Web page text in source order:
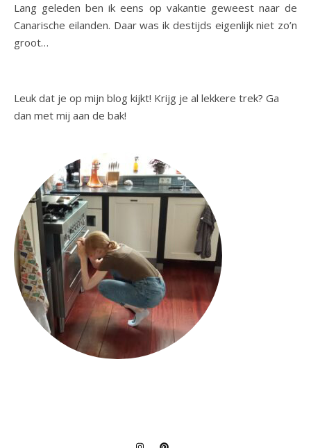
Lang geleden ben ik eens op vakantie geweest naar de
Canarische eilanden. Daar was ik destijds eigenlijk niet zo’n
groot…
Leuk dat je op mijn blog kijkt! Krijg je al lekkere trek? Ga
dan met mij aan de bak!